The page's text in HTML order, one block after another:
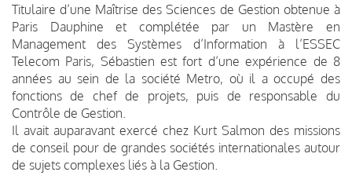
Titulaire d’une Maîtrise des Sciences de Gestion obtenue à
Paris Dauphine et complétée par un Mastère en
Management des Systèmes d’Information à l’ESSEC
Telecom Paris, Sébastien est fort d’une expérience de 8
années au sein de la société Metro, où il a occupé des
fonctions de chef de projets, puis de responsable du
Contrôle de Gestion.
Il avait auparavant exercé chez Kurt Salmon des missions
de conseil pour de grandes sociétés internationales autour
de sujets complexes liés à la Gestion.